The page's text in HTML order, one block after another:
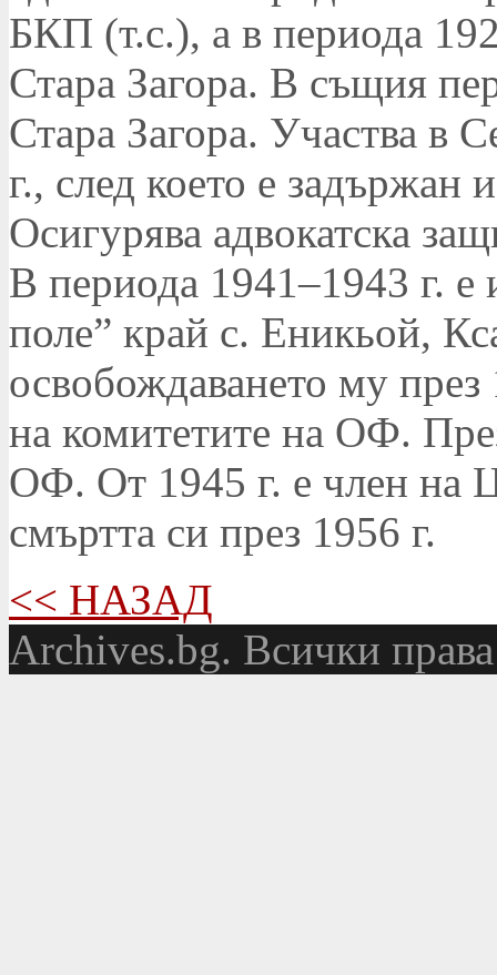
БКП (т.с.), а в периода
Стара Загора. В същия
Стара Загора. Участва в
г., след което е задържан
Осигурява адвокатска
В периода 1941–1943 г. е
поле” край с. Еникьой,
освобождаването му през
на комитетите на ОФ.
ОФ. От 1945 г. е член на
смъртта си през 1956 г.
<< НАЗАД
Аrchives.bg. Всички права